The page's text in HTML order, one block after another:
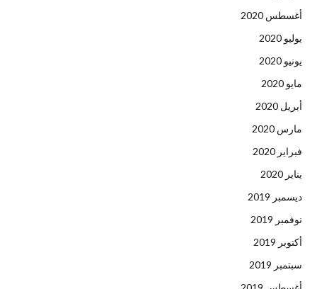
أغسطس 2020
يوليو 2020
يونيو 2020
مايو 2020
أبريل 2020
مارس 2020
فبراير 2020
يناير 2020
ديسمبر 2019
نوفمبر 2019
أكتوبر 2019
سبتمبر 2019